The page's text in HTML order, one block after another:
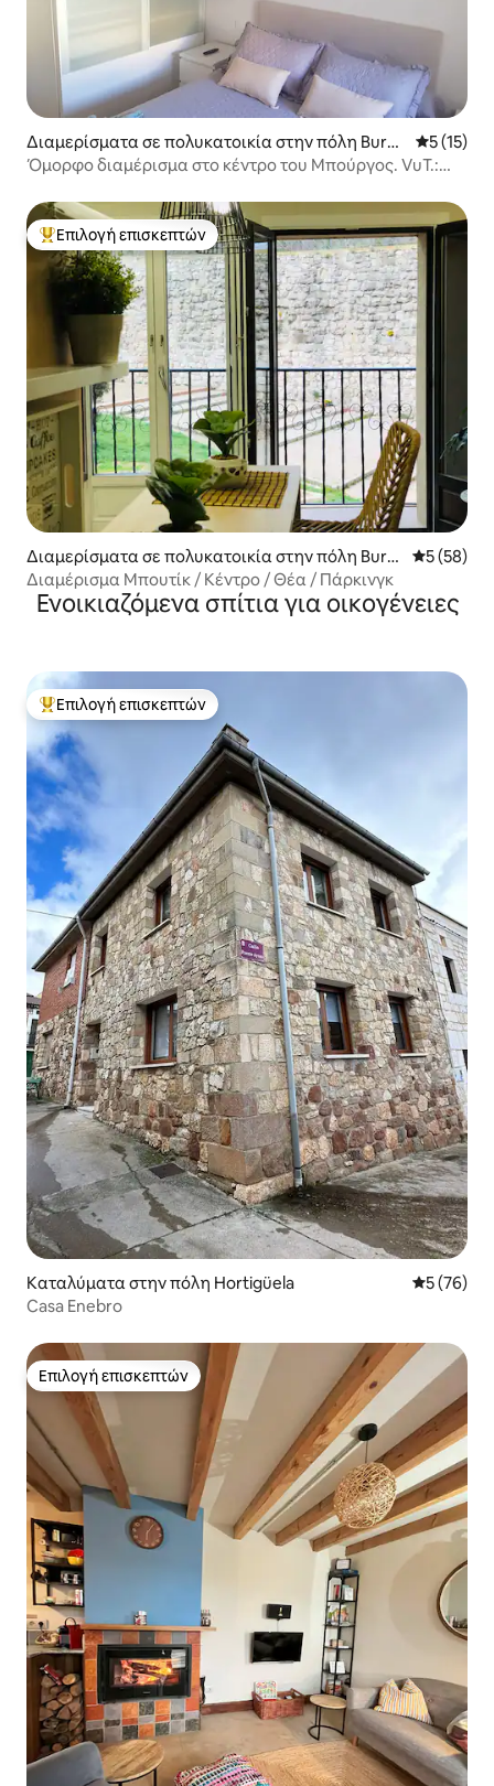
Διαμερίσματα σε πολυκατοικία στην πόλη Burgo
s
Μέση
5 (15)
Όμορφο διαμέρισμα στο κέντρο του Μπούργος. VuT.:
Κορυφαία επιλογή επισκεπτών
Επιλογή επισκεπτών
Διαμερίσματα σε πολυκατοικία στην πόλη Burg
os
Μέση
5 (58)
Διαμέρισμα Μπουτίκ / Κέντρο / Θέα / Πάρκινγκ
Ενοικιαζόμενα σπίτια για οικογένειες
Κορυφαία επιλογή επισκεπτών
Επιλογή επισκεπτών
Καταλύματα στην πόλη Hortigüela Μέση
5 (76)
Casa Enebro
Επιλογή επισκεπτών
Επιλογή επισκεπτών